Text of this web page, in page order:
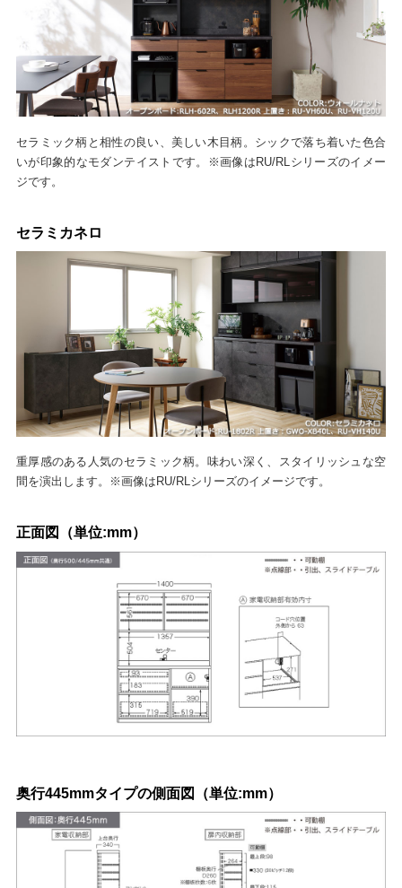
セラミック柄と相性の良い、美しい木目柄。シックで落ち着いた色合
いが印象的なモダンテイストです。※画像はRU/RLシリーズのイメー
ジです。
セラミカネロ
重厚感のある人気のセラミック柄。味わい深く、スタイリッシュな空
間を演出します。※画像はRU/RLシリーズのイメージです。
正面図（単位:mm）
奥行445mmタイプの側面図（単位:mm）